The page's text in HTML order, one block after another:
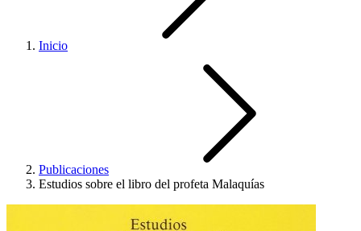
Inicio
Publicaciones
Estudios sobre el libro del profeta Malaquías